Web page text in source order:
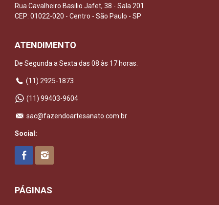
Rua Cavalheiro Basilio Jafet, 38 - Sala 201
CEP: 01022-020 - Centro - São Paulo - SP
ATENDIMENTO
De Segunda a Sexta das 08 às 17 horas.
(11) 2925-1873
(11) 99403-9604
sac@fazendoartesanato.com.br
Social:
PÁGINAS